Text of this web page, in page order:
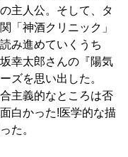
主人公。そして、タ
「神酒クリニック」
み進めていくうち
幸太郎さんの『陽気
ズを思い出した。
主義的なところは否
白かった!医学的な描
た。